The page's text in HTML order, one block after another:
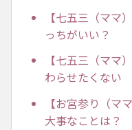
【七五三（ママ
っちがいい？
【七五三（ママ
わらせたくない
【お宮参り（マ
大事なことは？